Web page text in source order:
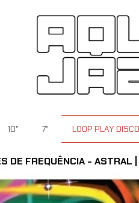
10" 7" LOOP PLAY
DE FREQUÊNCIA - ASTRAL |